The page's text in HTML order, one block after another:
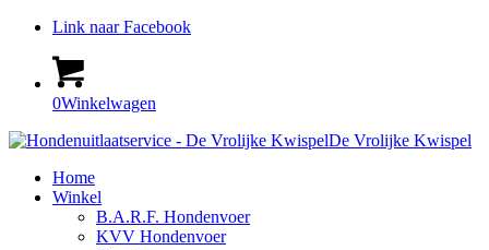
Link naar Facebook
0Winkelwagen
De Vrolijke Kwispel
Home
Winkel
B.A.R.F. Hondenvoer
KVV Hondenvoer